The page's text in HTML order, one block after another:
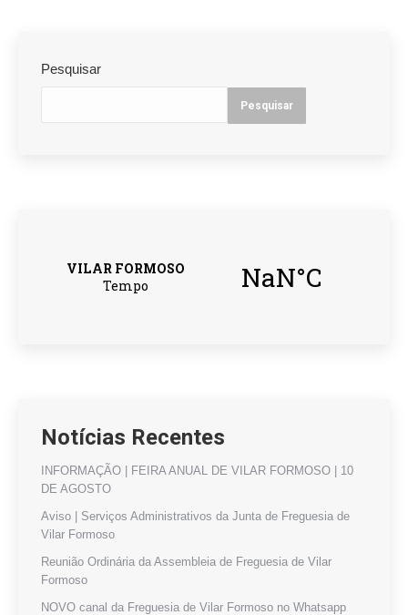
Pesquisar
Pesquisar
Notícias Recentes
INFORMAÇÃO | FEIRA ANUAL DE VILAR FORMOSO | 10
DE AGOSTO
Aviso | Serviços Administrativos da Junta de Freguesia de
Vilar Formoso
Reunião Ordinária da Assembleia de Freguesia de Vilar
Formoso
NOVO canal da Freguesia de Vilar Formoso no Whatsapp